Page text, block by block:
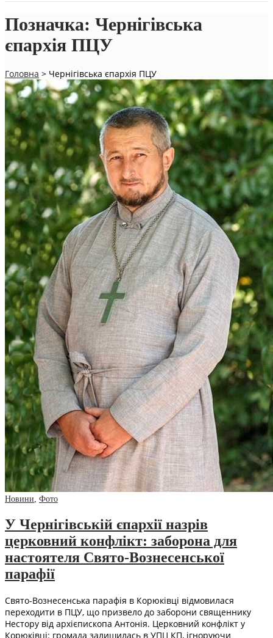
Позначка: Чернігівська
єпархія ПЦУ
Головна > Чернігівська єпархія ПЦУ
Новини, Фото
У Чернігівській єпархії назрів
церковний конфлікт: заборона для
настоятеля Свято-Вознесенської
парафії
Свято-Вознесенська парафія в Корюківці відмовилася
переходити в ПЦУ, що призвело до заборони священнику
Нестору від архієпископа Антонія. Церковний конфлікт у
Корюківці: громада залишилась в УПЦ КП, ігноруючи